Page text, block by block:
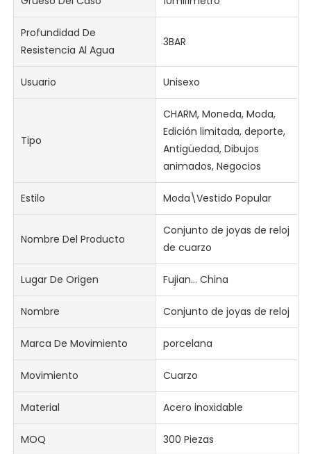
Profundidad De
Resistencia Al Agua
3BAR
Usuario Unisexo
Tipo
CHARM, Moneda, Moda,
Edición limitada, deporte,
Antigüedad, Dibujos
animados, Negocios
Estilo Moda\Vestido Popular
Nombre Del Producto
Conjunto de joyas de reloj
de cuarzo
Lugar De Origen Fujian... China
Nombre Conjunto de joyas de reloj
Marca De Movimiento porcelana
Movimiento Cuarzo
Material Acero inoxidable
MOQ 300 Piezas